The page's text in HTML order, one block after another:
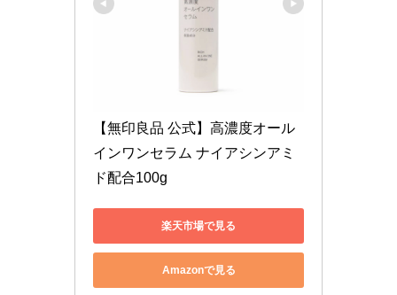
【無印良品 公式】高濃度オール
インワンセラム ナイアシンアミ
ド配合100g
楽天市場で見る
Amazonで見る